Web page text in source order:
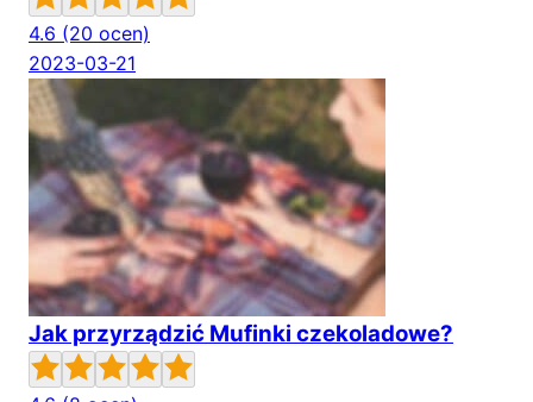
4.6 (20 ocen)
2023-03-21
Jak przyrządzić Mufinki czekoladowe?